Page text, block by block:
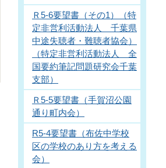
Ｒ5-6要望書（その1）（特
定非営利活動法人 千葉県
中途失聴者・難聴者協会）
（特定非営利活動法人 全
国要約筆記問題研究会千葉
支部）
Ｒ5-5要望書（手賀沼公園
通り町内会）
R5-4要望書（布佐中学校
区の学校のあり方を考える
会）